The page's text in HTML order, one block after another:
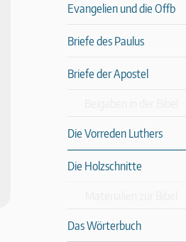
Evangelien und die Offb
Briefe des Paulus
Briefe der Apostel
Die Vorreden Luthers
Die Holzschnitte
Das Wörterbuch